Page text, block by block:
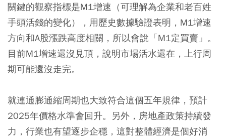
關鍵的觀察指標是M1增速（可理解為企業和老百姓
手頭活錢的變化），用歷史數據驗證表明，M1增速
方向和A股漲跌高度相關，所以會說「M1定買賣」。
目前M1增速還沒見頂，說明市場活水還在，上行周
期可能還沒走完。
就連通膨通縮周期也大致符合這個五年規律，預計
2025年價格水準會回升。另外，房地產政策持續發
力，行業也有望逐步企穩，這對整體經濟是個好消